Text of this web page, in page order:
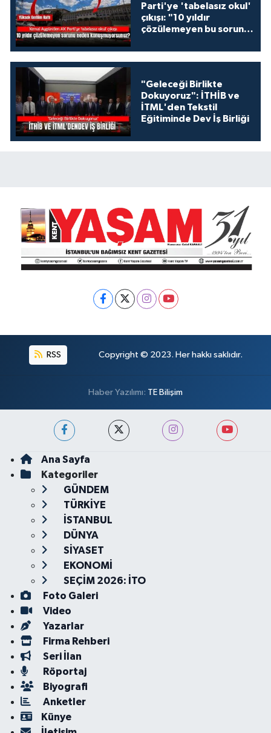
Parti'ye 'tabelasız okul'
çıkışı: "10 yıldır
çözülemeyen bu sorunu
konuşmuyorsunuz?"
"Geleceği Birlikte
Dokuyoruz": İTHİB ve
İTML'den Tekstil
Eğitiminde Dev İş Birliği
RSS Copyright © 2023. Her hakkı saklıdır.
Haber Yazılımı: TE Bilişim
Ana Sayfa
Kategoriler
GÜNDEM
TÜRKİYE
İSTANBUL
DÜNYA
SİYASET
EKONOMİ
SEÇİM 2026: İTO
Foto Galeri
Video
Yazarlar
Firma Rehberi
Seri İlan
Röportaj
Biyografi
Anketler
Künye